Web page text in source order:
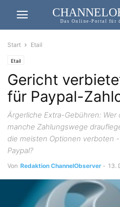
Das Online-Portal für
Start Etail
Etail
Gericht
für Paypal-
Ärgerliche Extra-Gebühren:
manche Zahlungswege
die meisten Optionen verboten
Paypal?
Von Redaktion ChannelObserver - 13.